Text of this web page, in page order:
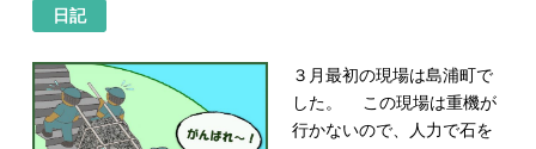
日記
３月最初の現場は島浦町で
した。
この現場は重機が
行かないので、人力で石を